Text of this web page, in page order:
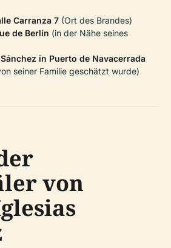
Carranza 7 (Ort des Brandes)
de Berlín (in der Nähe seines
in Puerto de Navacerrada
seiner Familie geschätzt wurde)
von